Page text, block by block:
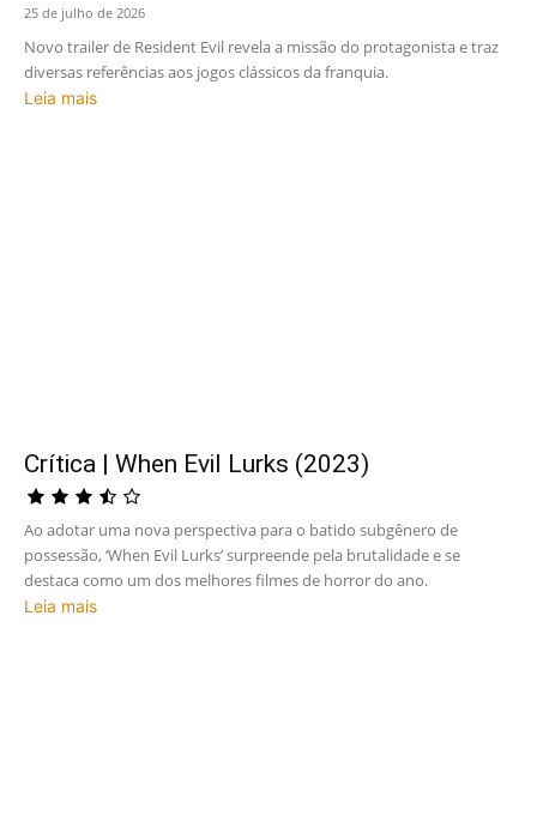
25 de julho de 2026
Novo trailer de Resident Evil revela a missão do protagonista e traz
diversas referências aos jogos clássicos da franquia.
Leia mais
Crítica | When Evil Lurks (2023)
Ao adotar uma nova perspectiva para o batido subgênero de
possessão, ‘When Evil Lurks’ surpreende pela brutalidade e se
destaca como um dos melhores filmes de horror do ano.
Leia mais